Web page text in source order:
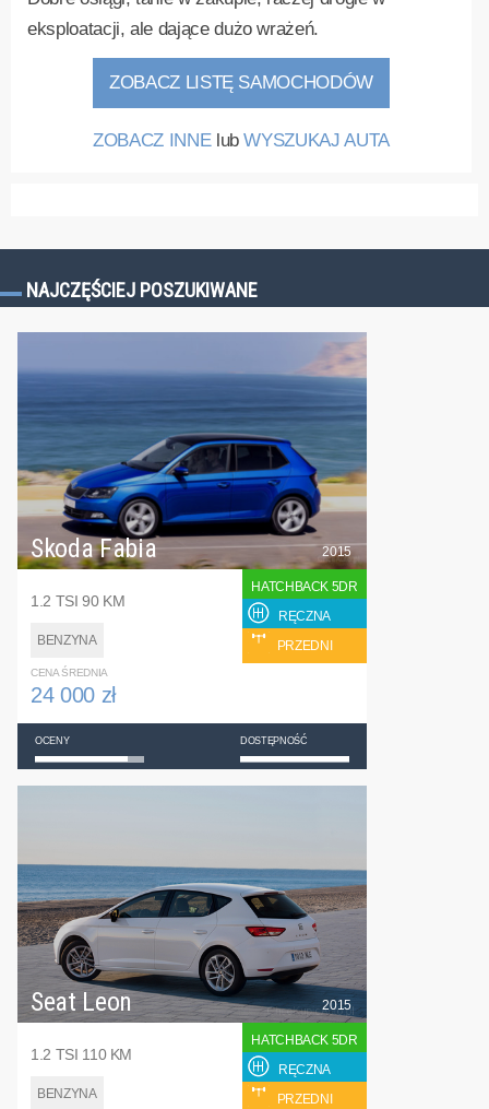
eksploatacji, ale dające dużo wrażeń.
ZOBACZ LISTĘ SAMOCHODÓW
ZOBACZ INNElubWYSZUKAJ AUTA
NAJCZĘŚCIEJ POSZUKIWANE
Skoda Fabia
1.2 TSI 90 KM
BENZYNA
2015
HATCHBACK 5DR
RĘCZNA
PRZEDNI
CENA ŚREDNIA
24 000 zł
OCENY DOSTĘPNOŚĆ
Seat Leon
1.2 TSI 110 KM
BENZYNA
2015
HATCHBACK 5DR
RĘCZNA
PRZEDNI